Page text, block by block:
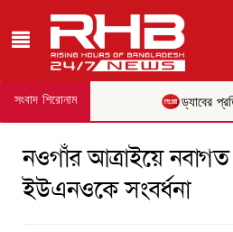
সংবাদ শিরোনাম ড্যাবের
নওগাঁর আত্রাইয়ে নবাগত
ইউএনওকে সংবর্ধনা